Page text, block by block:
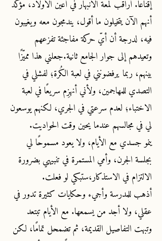
إقناعًا. أراقب لمعة الانبهار في أعين الأولاد، مؤكد
أنهم الآن يتخيلون ما أقول، يندمجون معه ويغيبون
فيه، لدرجة أن أيّ حركة مفاجئة تفزعهم
وتعيدهم إلى جوار الجامع ثانية.جعلني هذا مميّزًا
بينهم، ربما يرفضونني في لعبة الكُرة؛ لفشلي في
التصدي للمهاجمين، ولأني أنهزِم سريعًا في لعبة
الاختباء؛ لعدم سرعتي في الجري، لكنهم يوسعون
لي في مجالسهم عندما يحين وقت الحواديت.
ينمو جسدي مع الأيام، ولا يعود مسموحًا لي
بجلسة الجرن، وأمي المستمرة في تنبيهي بضرورة
الالتزام في الاستذكار،ستبكي لو فعلت.
أذهب للمدرسة وأجيء وحكايات كثيرة تدور في
عقلي، ولا أجد من يسمعها. مع الأيام تبتعد
وتبهت التفاصيل القديمة، ثم تضمحل تمامًا، لكن